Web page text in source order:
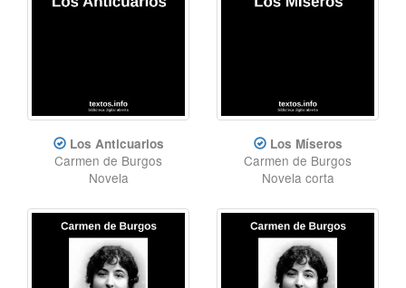
Los Anticuarios
Carmen de Burgos
Novela
Los Míseros
Carmen de Burgos
Novela corta